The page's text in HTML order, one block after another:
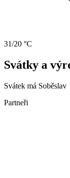
31/20 °C
Svátky a
Svátek má Soběslav
Partneři